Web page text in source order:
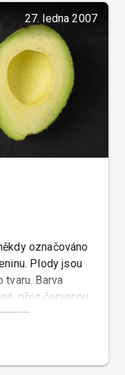
27. ledna 2007
označováno
Plody jsou
tvaru. Barva
přes červenou,